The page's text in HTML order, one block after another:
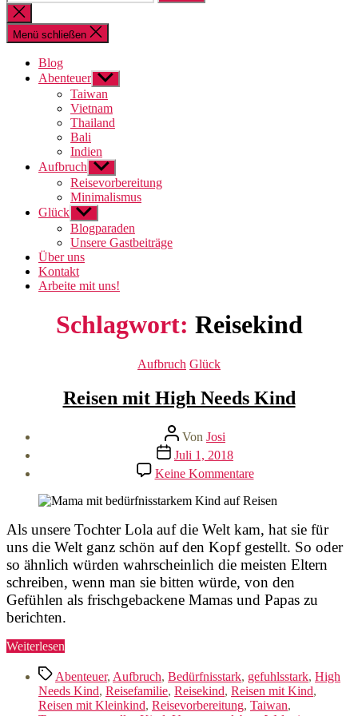
nach:
Suche
schließen
Menü schließen
Blog
Abenteuer Untermenü
anzeigen
Taiwan
Vietnam
Thailand
Bali
Indien
Aufbruch Untermenü
anzeigen
Reisevorbereitung
Minimalismus
Glück Untermenü
anzeigen
Blogparaden
Unsere Gastbeiträge
Über uns
Kontakt
Arbeite mit uns!
Schlagwort: Reisekind
Kategorien
Aufbruch Glück
Reisen mit High Needs Kind
Beitragsautor
Von Josi
Veröffentlichungsdatum
Juli 1, 2018
Keine Kommentarezu
Reisen
mit
Needs
Kind
Als unsere Tochter Lola auf die Welt kam, hat sie für
uns die Welt ganz schön auf den Kopf gestellt. So oder
so ähnlich würden wahrscheinlich die meisten Eltern
schreiben, wenn man sie bitten würde, von den
Gefühlen als frischgebackene Mamas und Papas zu
berichten.
Weiterlesen
High
Needs
Kind“
Schlagwörter
Abenteuer, Aufbruch, Bedürfnisstark, gefuhlsstark, High
Needs Kind, Reisefamilie, Reisekind, Reisen mit Kind,
Reisen mit Kleinkind, Reisevorbereitung, Taiwan,